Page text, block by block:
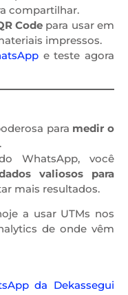
compartilhar.
Code para usar em
impressos.
e teste agora
para medir o
.
WhatsApp, você
valiosos para
mais resultados.
a usar UTMs nos
de onde vêm
da Dekassegui